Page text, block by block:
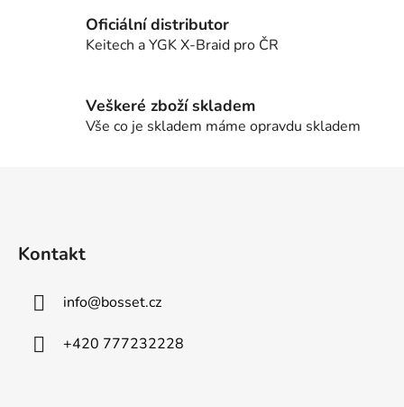
v
k
y
p
i
Oficiální distributor
Keitech a YGK X-Braid pro ČR
Veškeré zboží skladem
Vše co je skladem máme opravdu skladem
Kontakt
info@bosset.cz
+420 777232228